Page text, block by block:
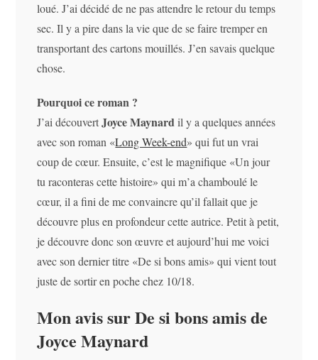
loué. J’ai décidé de ne pas attendre le retour du temps
sec. Il y a pire dans la vie que de se faire tremper en
transportant des cartons mouillés. J’en savais quelque
chose.
Pourquoi ce roman ?
J’ai découvertJoyce Maynardil y a quelques années
avec son roman «Long Week-end» qui fut un vrai
coup de cœur. Ensuite, c’est le magnifique «Un jour
tu raconteras cette histoire» qui m’a chamboulé le
cœur, il a fini de me convaincre qu’il fallait que je
découvre plus en profondeur cette autrice. Petit à petit,
je découvre donc son œuvre et aujourd’hui me voici
avec son dernier titre «De si bons amis» qui vient tout
juste de sortir en poche chez 10/18.
Mon avis sur De si bons amis de
Joyce Maynard